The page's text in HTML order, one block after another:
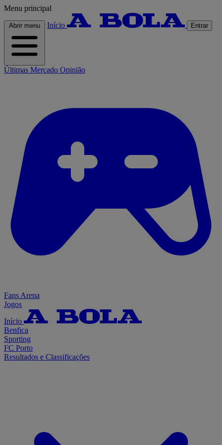
Menu principal
Abrir menu Início Entrar
Últimas Mercado Opinião
Fans Arena
Jogos
Início
Benfica
Sporting
FC Porto
Resultados e Classificações